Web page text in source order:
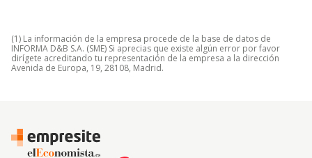
(1) La información de la empresa procede de la base de datos de
INFORMA D&B S.A. (SME) Si aprecias que existe algún error por favor
dirígete acreditando tu representación de la empresa a la dirección
Avenida de Europa, 19, 28108, Madrid.